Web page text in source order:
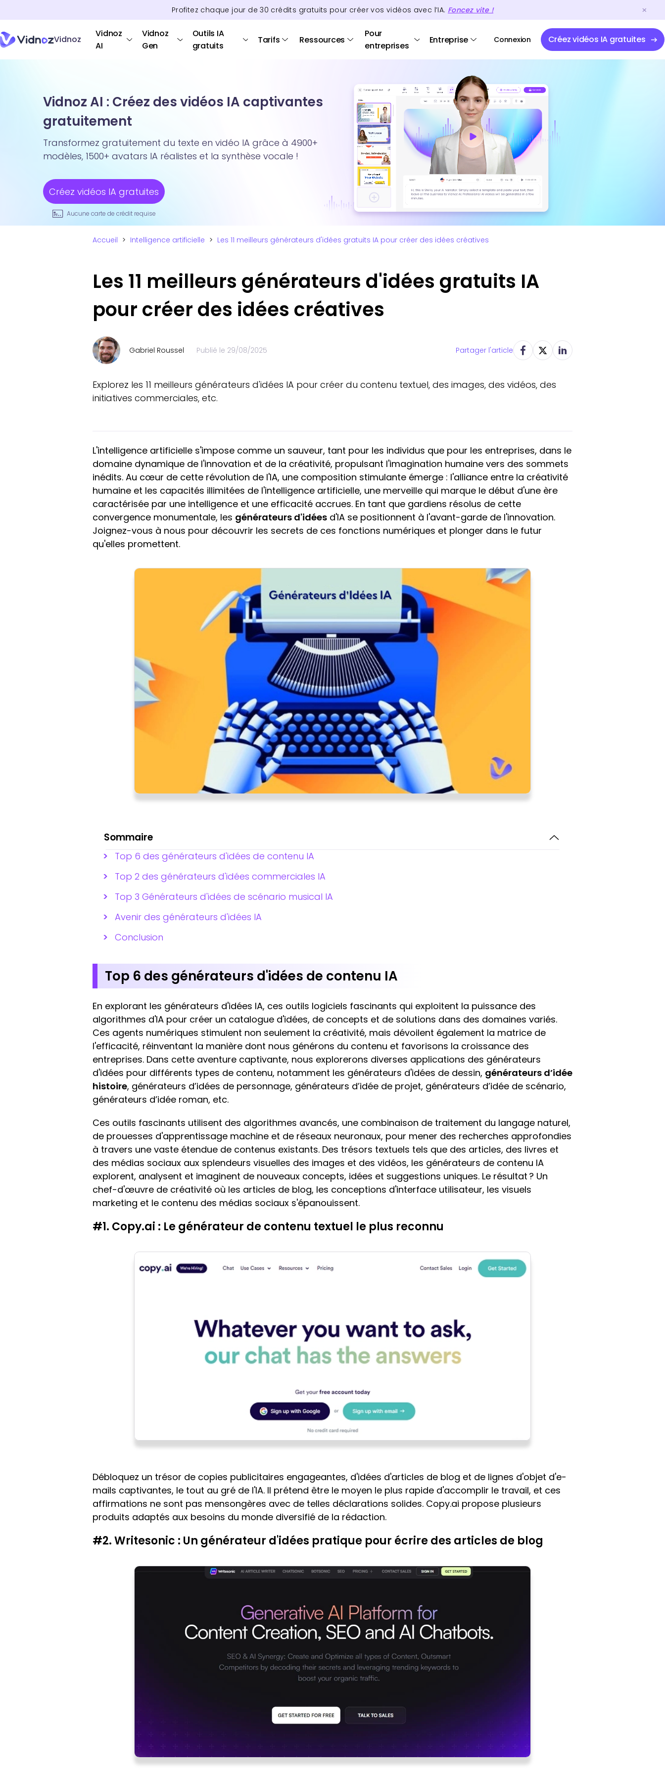
Profitez chaque jour de30 crédits gratuits pour créer vos vidéos avec l’IA. Foncez vite !
Vidnoz
Vidnoz
AI
Vidnoz
Gen
Outils IA
gratuits
Tarifs Ressources
Pour
entreprises
Entreprise Connexion Créez vidéos IA gratuites
Vidnoz AI : Créez des vidéos IA captivantes
gratuitement
Transformez gratuitement du texte en vidéo IA grâce à 4900+
modèles, 1500+ avatars IA réalistes et la synthèse vocale !
Créez vidéos IA gratuites
Aucune carte de crédit requise
Accueil > Intelligence artificielle > Les 11 meilleurs générateurs d'idées gratuits IA pour créer des idées créatives
Les 11 meilleurs générateurs d'idées gratuits IA
pour créer des idées créatives
Gabriel Roussel Publié le 29/08/2025 Partager l'article
Explorez les 11 meilleurs générateurs d'idées IA pour créer du contenu textuel, des images, des vidéos, des
initiatives commerciales, etc.
L'intelligence artificielle s'impose comme un sauveur, tant pour les individus que pour les entreprises, dans le
domaine dynamique de l'innovation et de la créativité, propulsant l'imagination humaine vers des sommets
inédits. Au cœur de cette révolution de l'IA, une composition stimulante émerge : l'alliance entre la créativité
humaine et les capacités illimitées de l'intelligence artificielle, une merveille qui marque le début d'une ère
caractérisée par une intelligence et une efficacité accrues. En tant que gardiens résolus de cette
convergence monumentale, les générateurs d'idées d'IA se positionnent à l'avant-garde de l'innovation.
Joignez-vous à nous pour découvrir les secrets de ces fonctions numériques et plonger dans le futur
qu'elles promettent.
Sommaire
Top 6 des générateurs d'idées de contenu IA
Top 2 des générateurs d'idées commerciales IA
Top 3 Générateurs d'idées de scénario musical IA
Avenir des générateurs d'idées IA
Conclusion
Top 6 des générateurs d'idées de contenu IA
En explorant les générateurs d'idées IA, ces outils logiciels fascinants qui exploitent la puissance des
algorithmes d'IA pour créer un catalogue d'idées, de concepts et de solutions dans des domaines variés.
Ces agents numériques stimulent non seulement la créativité, mais dévoilent également la matrice de
l'efficacité, réinventant la manière dont nous générons du contenu et favorisons la croissance des
entreprises. Dans cette aventure captivante, nous explorerons diverses applications des générateurs
d'idées pour différents types de contenu, notamment les générateurs d'idées de dessin, générateurs d’idée
histoire, générateurs d’idées de personnage, générateurs d’idée de projet, générateurs d’idée de scénario,
générateurs d’idée roman, etc.
Ces outils fascinants utilisent des algorithmes avancés, une combinaison de traitement du langage naturel,
de prouesses d'apprentissage machine et de réseaux neuronaux, pour mener des recherches approfondies
à travers une vaste étendue de contenus existants. Des trésors textuels tels que des articles, des livres et
des médias sociaux aux splendeurs visuelles des images et des vidéos, les générateurs de contenu IA
explorent, analysent et imaginent de nouveaux concepts, idées et suggestions uniques. Le résultat ? Un
chef-d'œuvre de créativité où les articles de blog, les conceptions d'interface utilisateur, les visuels
marketing et le contenu des médias sociaux s'épanouissent.
#1. Copy.ai : Le générateur de contenu textuel le plus reconnu
Débloquez un trésor de copies publicitaires engageantes, d'idées d'articles de blog et de lignes d'objet d'e-
mails captivantes, le tout au gré de l'IA. Il prétend être le moyen le plus rapide d'accomplir le travail, et ces
affirmations ne sont pas mensongères avec de telles déclarations solides. Copy.ai propose plusieurs
produits adaptés aux besoins du monde diversifié de la rédaction.
#2. Writesonic : Un générateur d'idées pratique pour écrire des articles de blog